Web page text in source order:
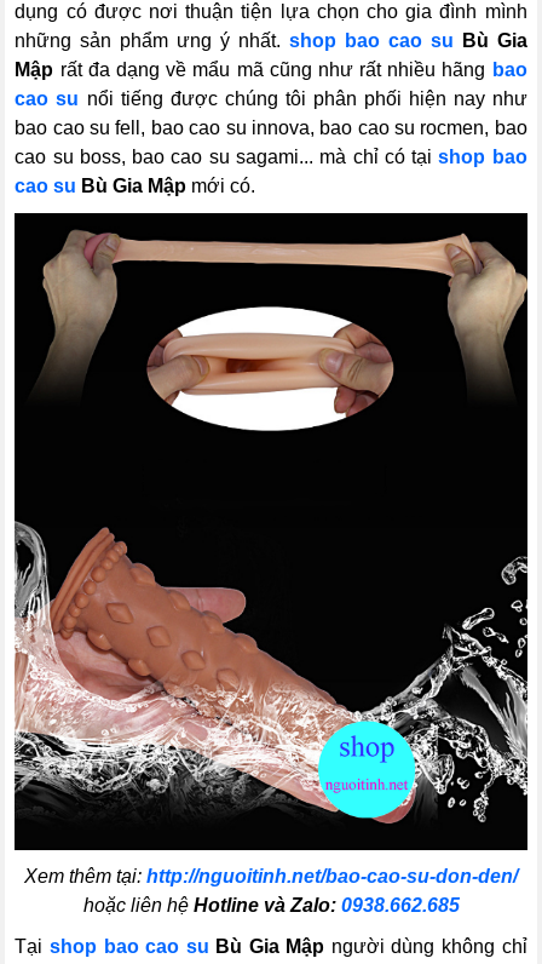
dụng có được nơi thuận tiện lựa chọn cho gia đình mình
những sản phẩm ưng ý nhất. shop bao cao su Bù Gia
Mập rất đa dạng về mẩu mã cũng như rất nhiều hãng bao
cao su nổi tiếng được chúng tôi phân phối hiện nay như
bao cao su fell, bao cao su innova, bao cao su rocmen, bao
cao su boss, bao cao su sagami... mà chỉ có tạishop bao
cao su Bù Gia Mập mới có.
Xem thêm tại: http://nguoitinh.net/bao-cao-su-don-den/
hoặc liên hệ Hotline và Zalo: 0938.662.685
Tạishop bao cao su Bù Gia Mập người dùng không chỉ